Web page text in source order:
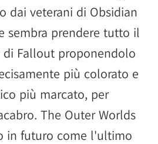
dai veterani di Obsidian
sembra prendere tutto il
Fallout proponendolo
più colorato e
più marcato, per
The Outer Worlds
in futuro come l'ultimo